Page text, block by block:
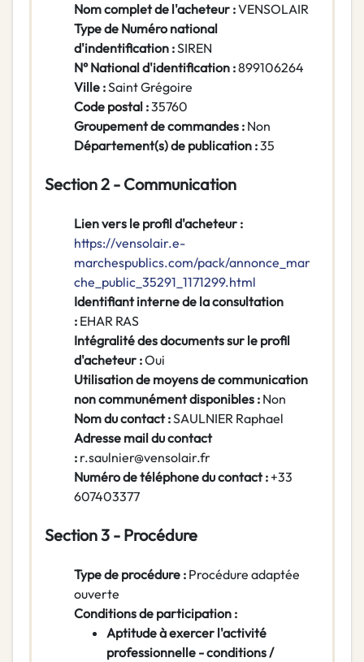
Nom complet de l'acheteur :VENSOLAIR
Type de Numéro national
d'indentification :SIREN
N° National d'identification :899106264
Ville :Saint Grégoire
Code postal :35760
Groupement de commandes : Non
Département(s) de publication :35
Section 2 - Communication
Lien vers le profil d'acheteur :
https://vensolair.e-
marchespublics.com/pack/annonce_mar
che_public_35291_1171299.html
Identifiant interne de la consultation
: EHAR RAS
Intégralité des documents sur le profil
d'acheteur :Oui
Utilisation de moyens de communication
non communément disponibles : Non
Nom du contact :SAULNIER Raphael
Adresse mail du contact
: r.saulnier@vensolair.fr
Numéro de téléphone du contact : +33
607403377
Section 3 - Procédure
Type de procédure : Procédure adaptée
ouverte
Conditions de participation :
Aptitude à exercer l'activité
professionnelle - conditions /